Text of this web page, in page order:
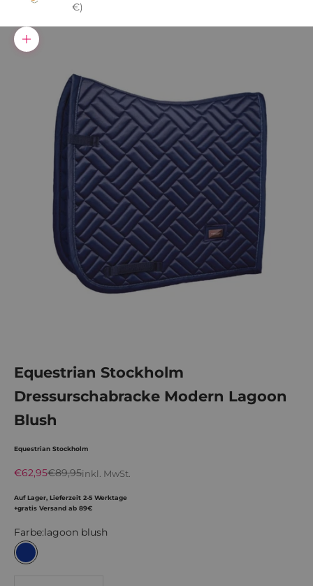
€)
Bild vergrößern
Equestrian Stockholm
Dressurschabracke Modern Lagoon
Blush
Equestrian Stockholm
Angebot
€62,95Regulärer Preis
€89,95inkl. MwSt.
Auf Lager, Lieferzeit 2-5 Werktage
+gratis Versand ab 89€
Farbe:lagoon blush
lagoon blush